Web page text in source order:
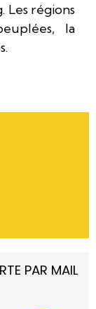
Les régions
la
PAR MAIL